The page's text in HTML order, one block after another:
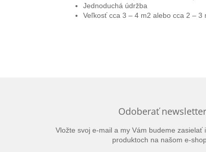
Jednoduchá údržba
Veľkosť cca 3 – 4 m2 alebo cca 2 – 3
Odoberať newsletter
Vložte svoj e-mail a my Vám budeme zasielať
produktoch na našom e-